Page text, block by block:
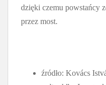
dzięki czemu powstańcy
przez most.
źródło: Kovács